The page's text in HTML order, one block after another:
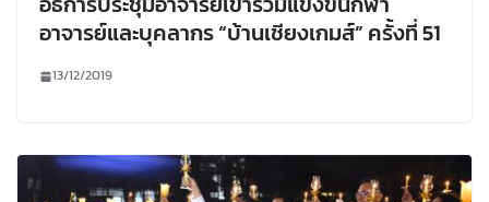
อาจารย์และบุคลากร “บ้านเชียงเกมส์” ครั้งที่ 51
13/12/2019